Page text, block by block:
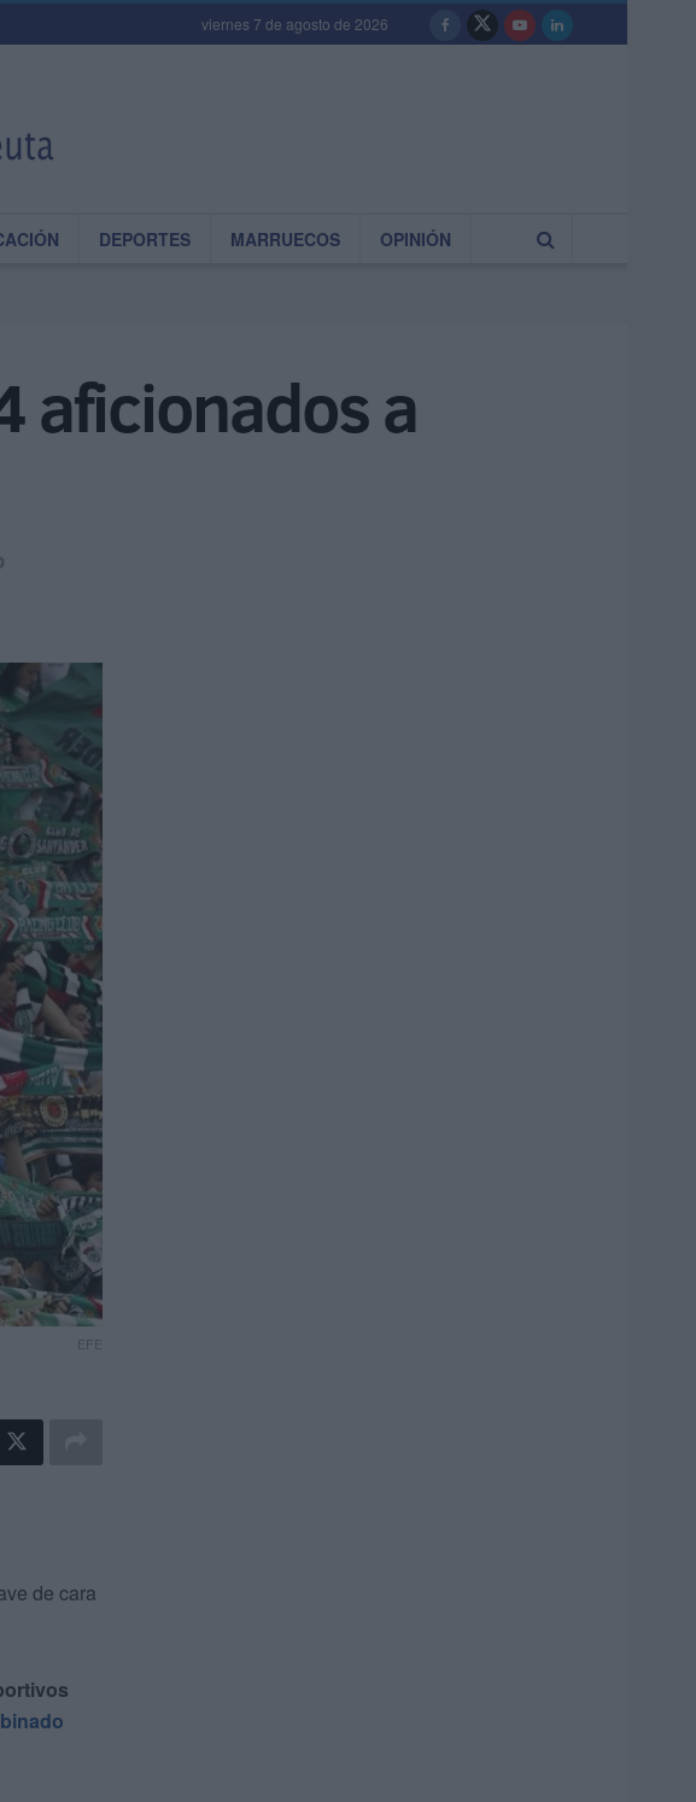
viernes 7 de agosto de 2026
DEPORTES MARRUECOS OPINIÓN
aficionados a
EFE
de cara